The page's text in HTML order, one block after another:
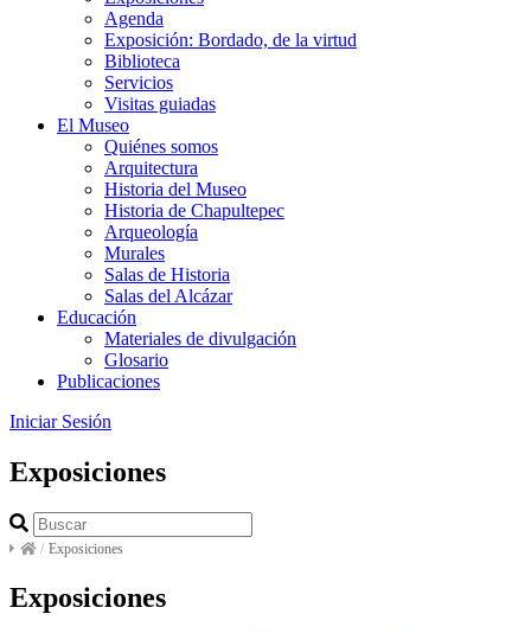
Agenda
Exposición: Bordado, de la virtud
Biblioteca
Servicios
Visitas guiadas
El Museo
Quiénes somos
Arquitectura
Historia del Museo
Historia de Chapultepec
Arqueología
Murales
Salas de Historia
Salas del Alcázar
Educación
Materiales de divulgación
Glosario
Publicaciones
Iniciar Sesión
Exposiciones
/ Exposiciones
Exposiciones